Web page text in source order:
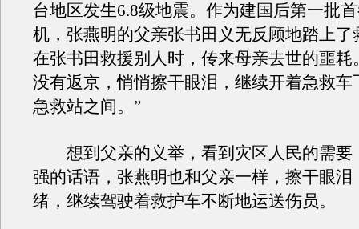
台地区发生6.8级地震。作为建国后第一批
机，张燕明的父亲张书田义无反顾地踏上了
在张书田救援别人时，传来母亲去世的噩耗
没有返京，悄悄擦干眼泪，继续开着急救车
急救站之间。”
想到父亲的义举，看到灾区人民的需要
强的话语，张燕明也和父亲一样，擦干眼泪
绪，继续驾驶着救护车不断地运送伤员。